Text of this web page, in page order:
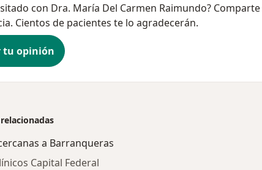
con Dra. María Del Carmen Raimundo?
Cientos de pacientes te lo agradecerán.
tu opinión
a Barranqueras
Capital Federal